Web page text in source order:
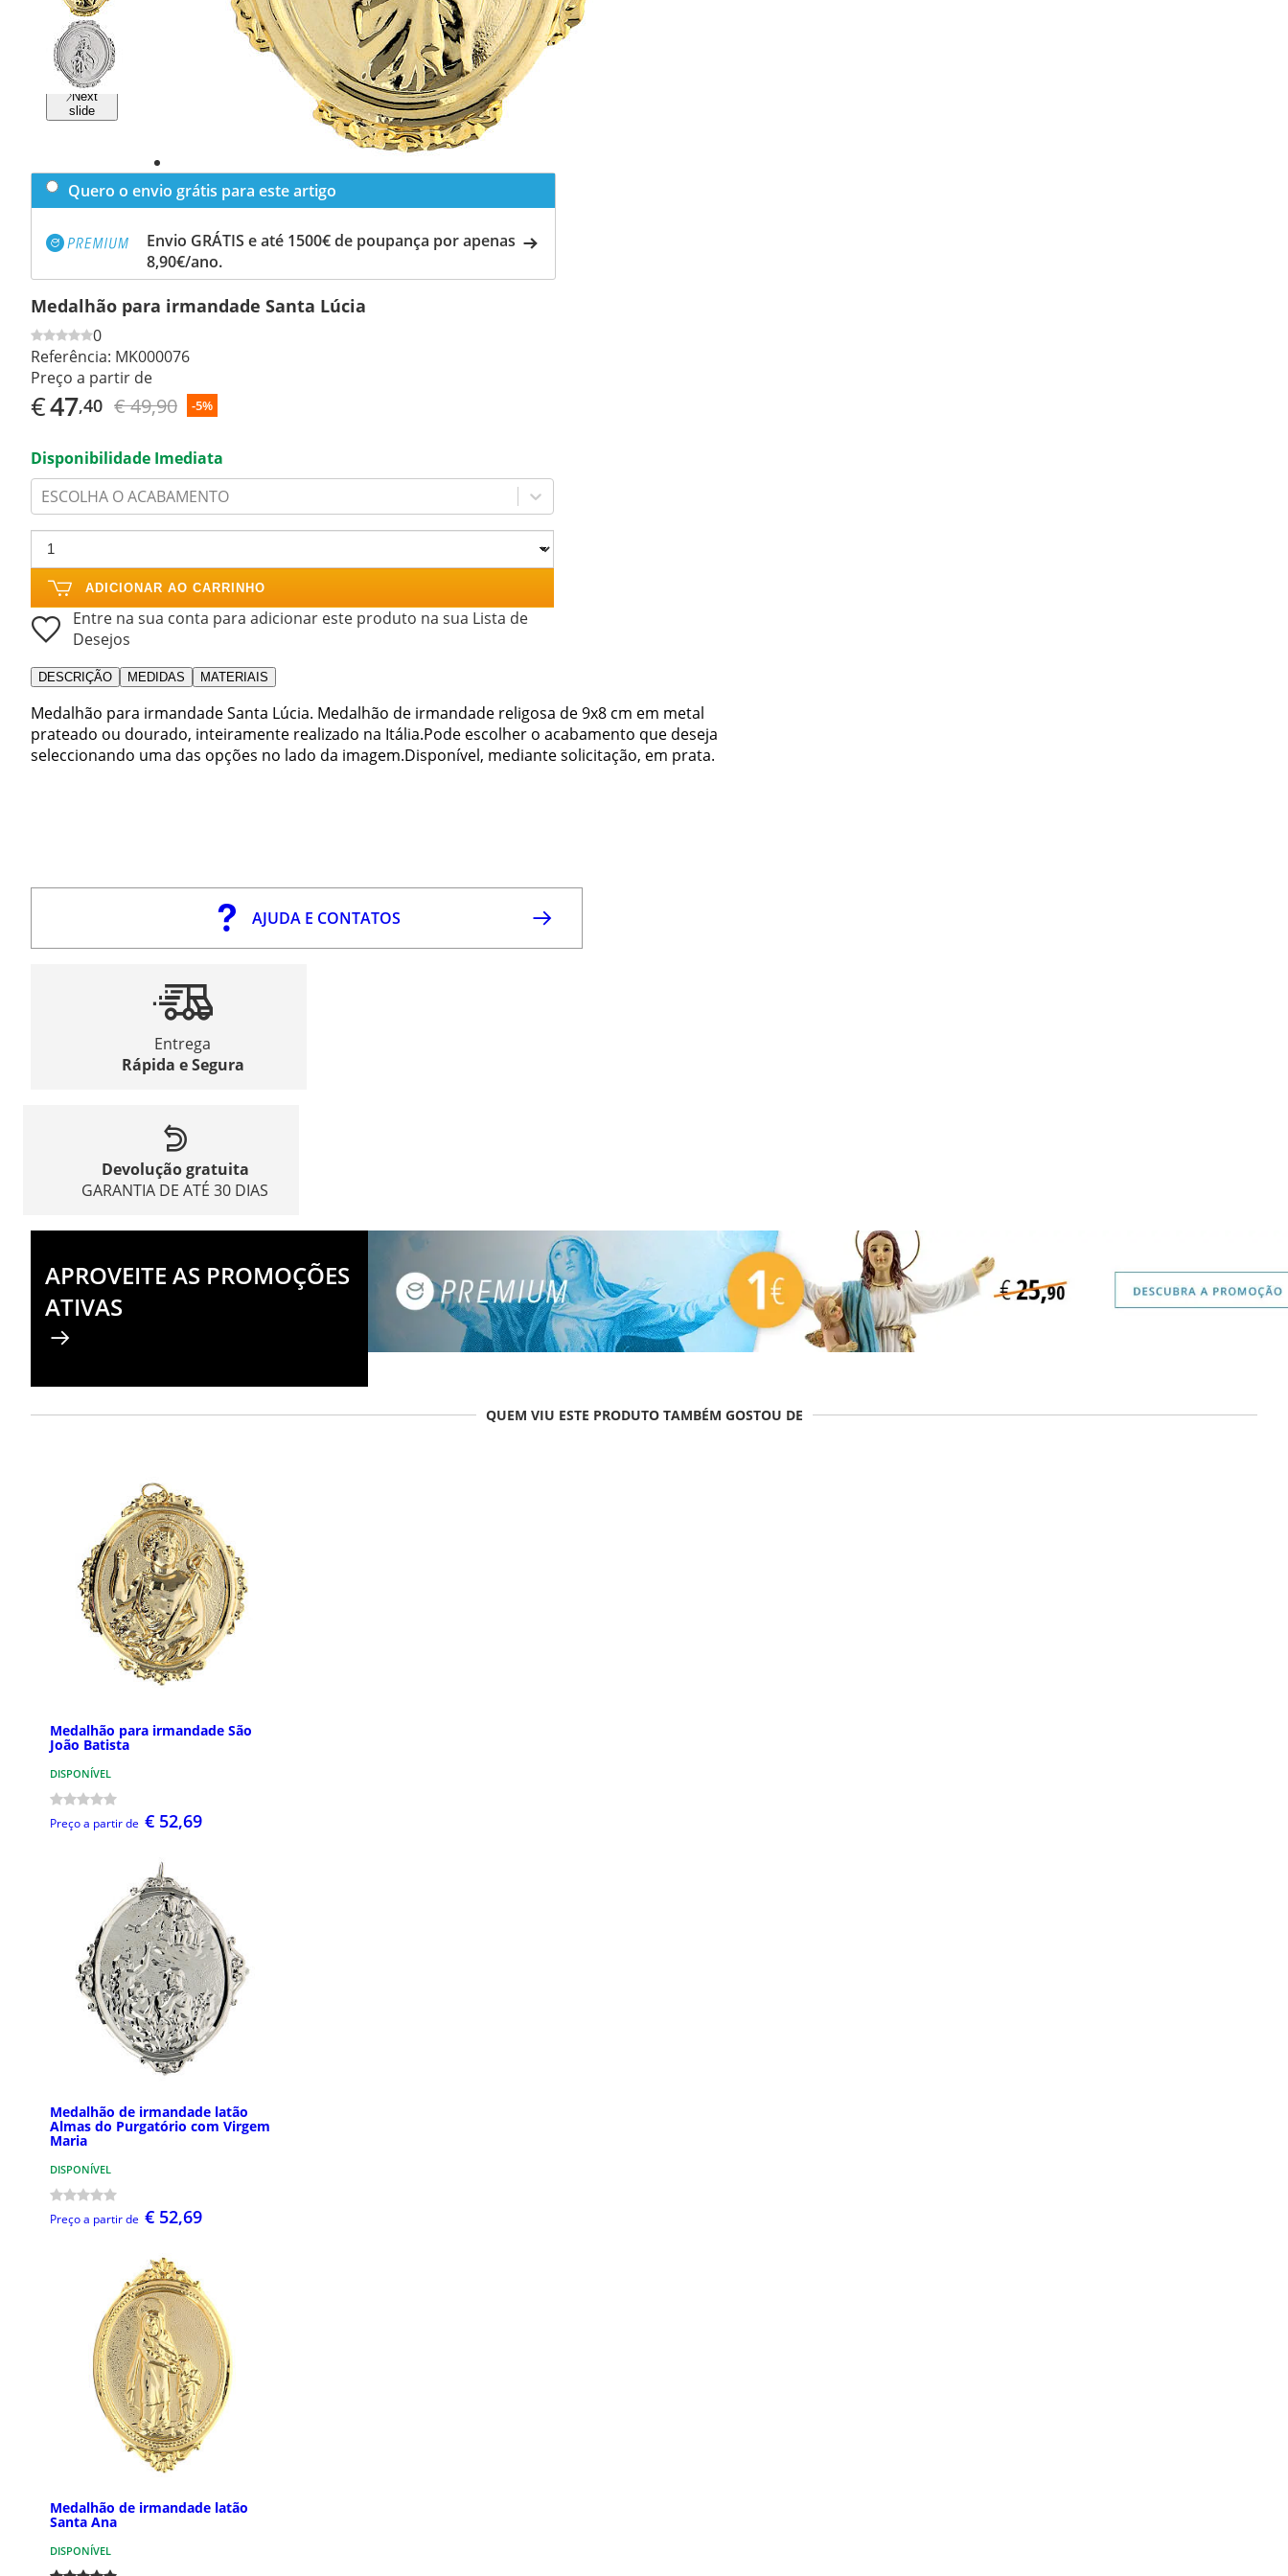
Previous
slide
Next
slide
Quero o envio grátis para este artigo
Envio GRÁTIS e até 1500€ de poupança por apenas
8,90€/ano.
Medalhão para irmandade Santa Lúcia
0
Referência: MK000076
Preço a partir de
€47,40 € 49,90 -5%
Disponibilidade Imediata
ESCOLHA O ACABAMENTO
ADICIONAR AO CARRINHO
Entre na sua conta para adicionar este produto na sua Lista de
Desejos
DESCRIÇÃO MEDIDAS MATERIAIS
Medalhão para irmandade Santa Lúcia. Medalhão de irmandade religosa de 9x8 cm em metal
prateado ou dourado, inteiramente realizado na Itália.Pode escolher o acabamento que deseja
seleccionando uma das opções no lado da imagem.Disponível, mediante solicitação, em prata.
AJUDA E CONTATOS
Entrega
Rápida e Segura
Devolução gratuita
GARANTIA DE ATÉ 30 DIAS
APROVEITE AS PROMOÇÕES
ATIVAS
QUEM VIU ESTE PRODUTO TAMBÉM GOSTOU DE
Medalhão para irmandade São
João Batista
DISPONÍVEL
Preço a partir de € 52,69
Medalhão de irmandade latão
Almas do Purgatório com Virgem
Maria
DISPONÍVEL
Preço a partir de € 52,69
Medalhão de irmandade latão
Santa Ana
DISPONÍVEL